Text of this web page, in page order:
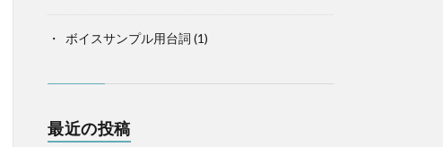
ボイスサンプル用台詞 (1)
最近の投稿